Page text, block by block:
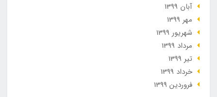
آبان 1399
مهر 1399
شهریور 1399
مرداد 1399
تير 1399
خرداد 1399
فروردین 1399